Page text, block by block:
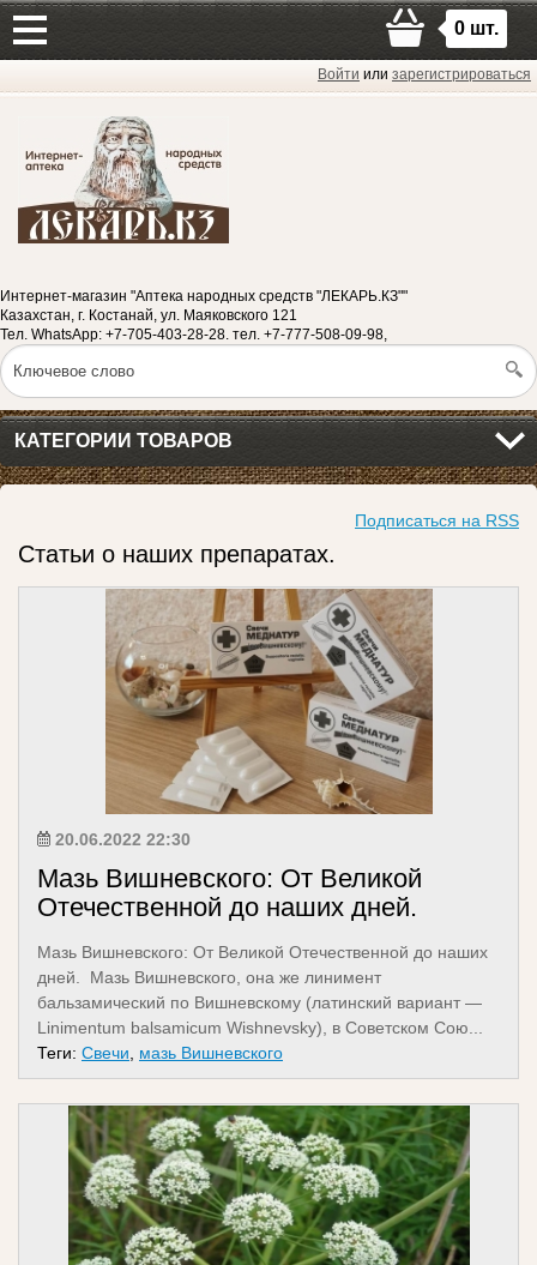
Войти или зарегистрироваться
Интернет-магазин "Аптека народных средств "ЛЕКАРЬ.КЗ""
Казахстан, г. Костанай, ул. Маяковского 121
Тел. WhatsApp: +7-705-403-28-28. тел. +7-777-508-09-98,
0 шт.
КАТЕГОРИИ ТОВАРОВ
Подписаться на RSS
Статьи о наших препаратах.
20.06.2022 22:30
Мазь Вишневского: От Великой
Отечественной до наших дней.
Мазь Вишневского: От Великой Отечественной до наших
дней. Мазь Вишневского, она же линимент
бальзамический по Вишневскому (латинский вариант —
Linimentum balsamicum Wishnevsky), в Советском Сою...
Теги: Свечи мазь Вишневского